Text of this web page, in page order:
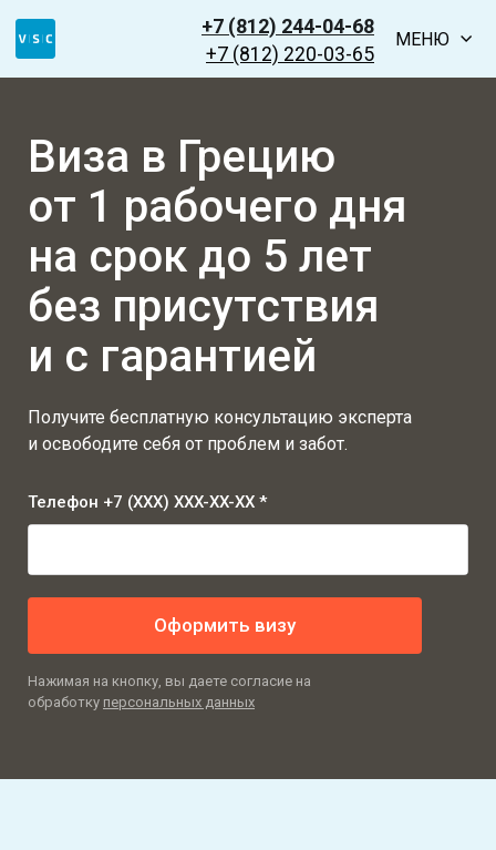
+7 (812) 244-04-68
+7 (812) 220-03-65
МЕНЮ
Виза в Грецию
от 1 рабочего дня
на срок до 5 лет
без присутствия
и с гарантией
Получите бесплатную консультацию эксперта
и освободите себя от проблем и забот.
Телефон +7 (XXX) XXX-XX-XX *
Оформить визу
Нажимая на кнопку, вы даете согласие на
обработку персональных данных